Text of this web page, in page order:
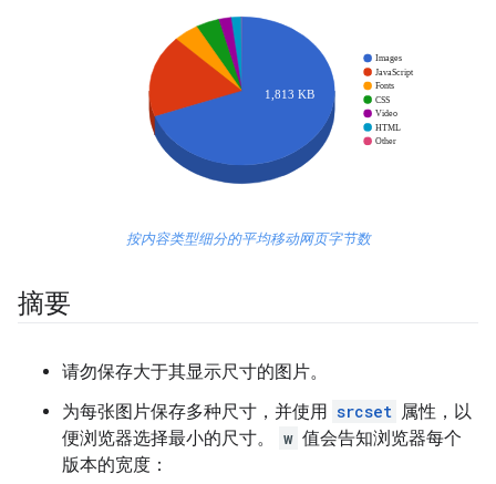
按内容类型细分的平均移动网页字节数
摘要
请勿保存大于其显示尺寸的图片。
为每张图片保存多种尺寸，并使用 srcset 属性，以
便浏览器选择最小的尺寸。
w 值会告知浏览器每个
版本的宽度：